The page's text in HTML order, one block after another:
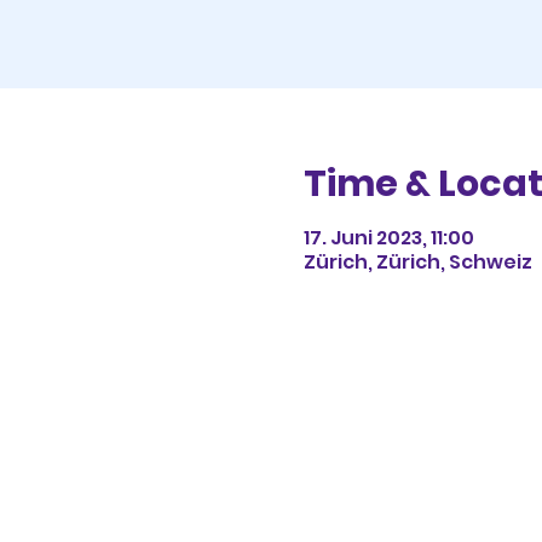
Time &
17. Juni 2023, 11:00
Zürich, Zürich, Schweiz